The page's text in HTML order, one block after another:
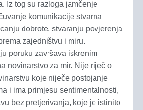
Iz tog su razloga jamčenje
komunikacije stvarna
dobrote, stvaranju povjerenja
zajedništvu i miru.
poruku završava iskrenim
novinarstvo za mir. Nije riječ o
koje niječe postojanje
i ima primjesu sentimentalnosti,
bez pretjerivanja, koje je istinito